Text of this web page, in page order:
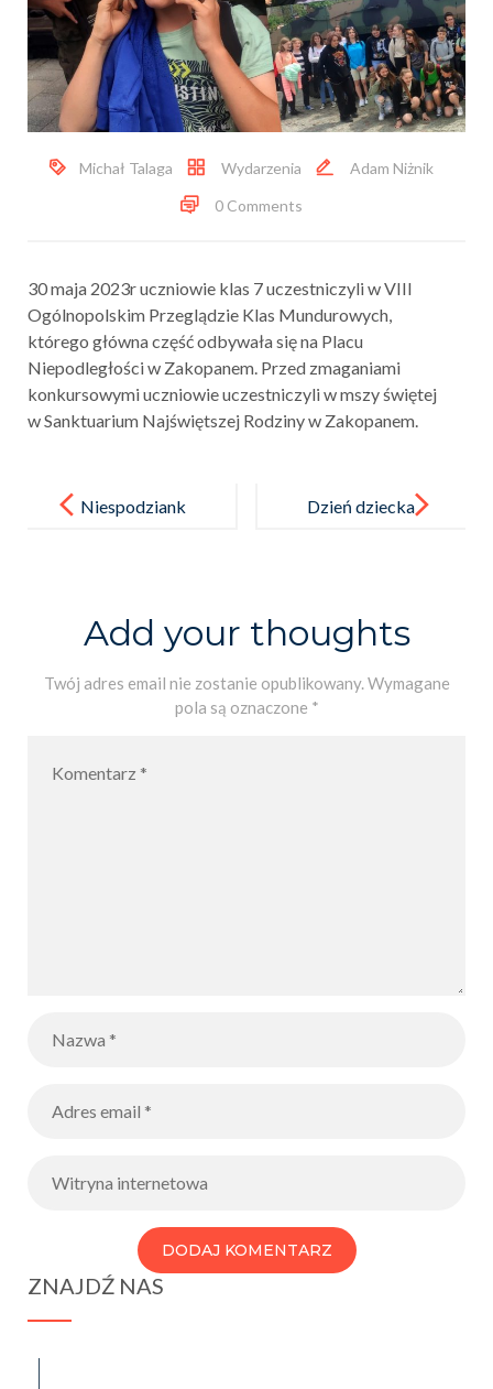
Michał Talaga Wydarzenia
Adam Niżnik
0 Comments
30 maja 2023r uczniowie klas 7 uczestniczyli w VIII
Ogólnopolskim Przeglądzie Klas Mundurowych,
którego główna część odbywała się na Placu
Niepodległości w Zakopanem. Przed zmaganiami
konkursowymi uczniowie uczestniczyli w mszy świętej
w Sanktuarium Najświętszej Rodziny w Zakopanem.
navigationNiespodziank
Dzień dziecka
Add your thoughts
Twój adres email nie zostanie opublikowany.Wymagane
pola są oznaczone *
ZNAJDŹ NAS